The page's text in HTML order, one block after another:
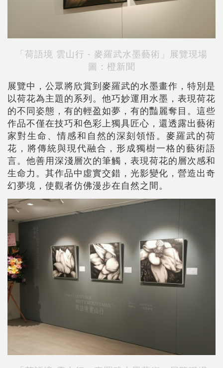
「荷語境 雲山行 - 麥羅武水墨藝術」展覽現場
圖：橙新聞
展覽中，公眾將欣賞到麥羅武的水墨畫作，特別是
以荷花為主題的系列。他巧妙運用水墨，表現荷花
的不同姿態，有的輕盈如夢，有的豔麗奪目。這些
作品不僅在技巧和色彩上獨具匠心，還透露出藝術
家對生命、情感和自然的深刻領悟。麥羅武的荷
花，將傳統與現代融合，形成獨樹一格的藝術語
言。他善用深淺層次的筆觸，表現荷花的層次感和
生命力。其作品中虛實交錯，光影變化，營造出奇
幻夢境，使觀者仿佛漫步在自然之間。